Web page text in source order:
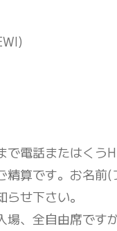
で電話またはくう
精算です。お名前(
せ下さい。
場、全自由席です